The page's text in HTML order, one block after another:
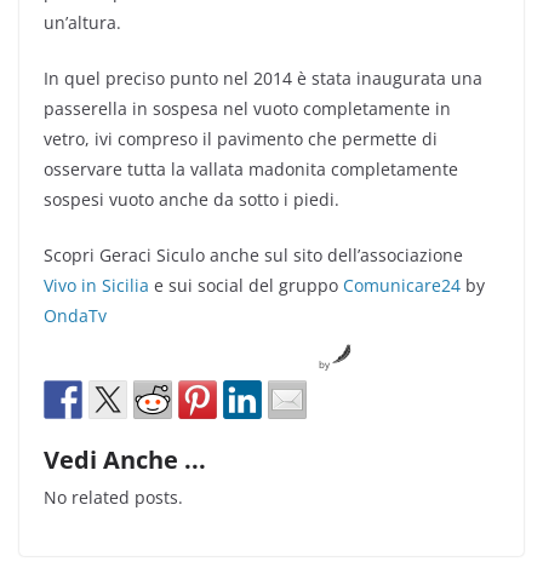
un’altura.
In quel preciso punto nel 2014 è stata inaugurata una
passerella in sospesa nel vuoto completamente in
vetro, ivi compreso il pavimento che permette di
osservare tutta la vallata madonita completamente
sospesi vuoto anche da sotto i piedi.
Scopri Geraci Siculo anche sul sito dell’associazione
Vivo in Sicilia e sui social del gruppo Comunicare24 by
OndaTv
by
Vedi Anche ...
No related posts.